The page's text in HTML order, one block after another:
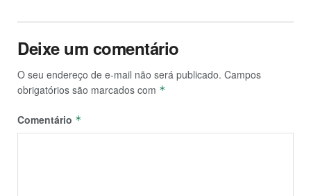
Deixe um comentário
O seu endereço de e-mail não será publicado. Campos
obrigatórios são marcados com *
Comentário *